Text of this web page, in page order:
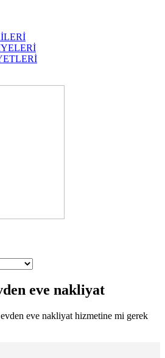
eve nakliyat
eve nakliyat hizmetine mi gerek